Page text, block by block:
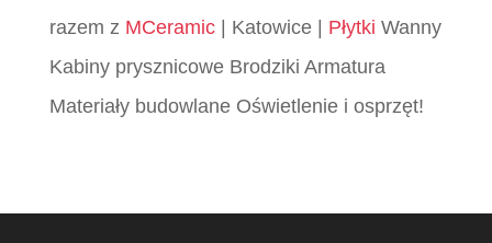
razem z MCeramic| Katowice | Płytki Wanny
Kabiny prysznicowe Brodziki Armatura
Materiały budowlane Oświetlenie i osprzęt!